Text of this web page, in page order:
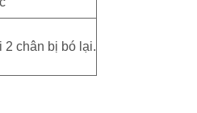
2 chân bị bó lại.